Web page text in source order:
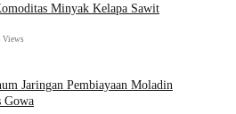
Minyak Kelapa Sawit
Views
Jaringan Pembiayaan Moladin
Gowa